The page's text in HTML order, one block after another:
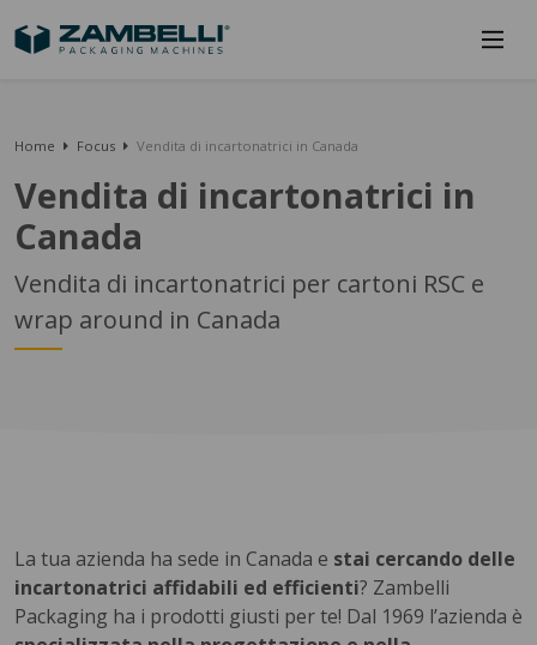
Home Focus Vendita di incartonatrici in Canada
Vendita di incartonatrici in
Canada
Vendita di incartonatrici per cartoni RSC e
wrap around in Canada
La tua azienda ha sede in Canada e stai cercando delle
incartonatrici affidabili ed efficienti? Zambelli
Packaging ha i prodotti giusti per te! Dal 1969 l’azienda è